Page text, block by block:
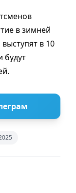
в зимней
в 10
будут